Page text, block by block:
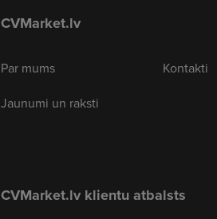
CVMarket.lv
Par mums
Jaunumi un raksti
Kontakti
CVMarket.lv klientu atbalsts